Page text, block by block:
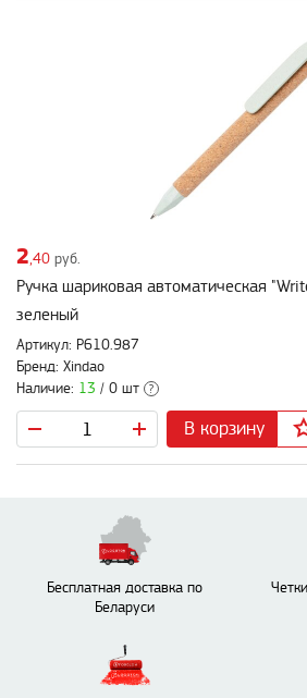
2,40 руб.
Ручка шариковая автоматическая
зеленый
Артикул: P610.987
Бренд: Xindao
Наличие: 13 / 0 шт ?
В корзину
Бесплатная доставка по
Беларуси